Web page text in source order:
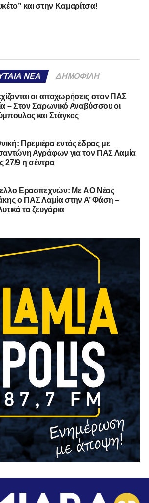
και στην Καμαρίτσα!
ΝΈΑ ΔΗΜΟΦΙΛΉ
οι αποχωρήσεις στον ΠΑΣ
– Στον Σαρωνικό Αναβύσσου οι
και Στάγκος
Πρεμιέρα εντός έδρας με
Αγράφων για τον ΠΑΣ Λαμία
27/9 η σέντρα
Ερασιτεχνών: Με AO Nέας
ο ΠΑΣ Λαμία στην Α’ Φάση –
τα ζευγάρια